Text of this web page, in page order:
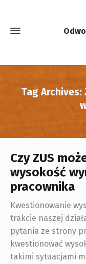
Tag
Czy ZUS
wysokość
pracownika
Kwestionowanie
trakcie naszej
pytania ze strony
kwestionować
takimi sytuacjami